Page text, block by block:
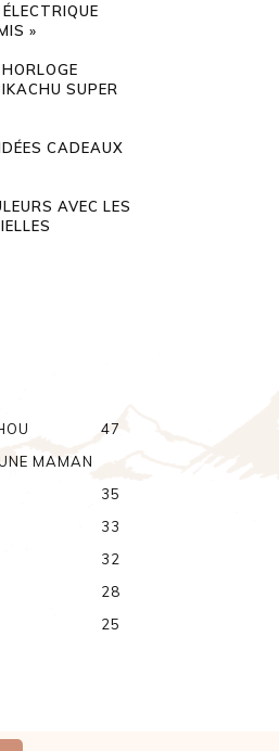
»
SUPER
CADEAUX
AVEC LES
47
MAMAN
35
33
32
28
25